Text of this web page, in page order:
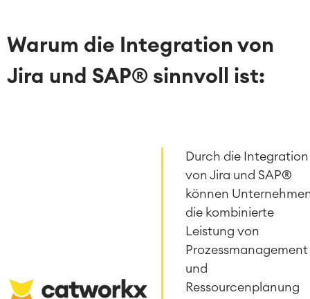
Warum die Integration von
Jira und SAP® sinnvoll ist:
Durch die Integration
von Jira und SAP®
können
die kombinierte
Leistung von
Prozessmanagement
und
Ressourcenplanung